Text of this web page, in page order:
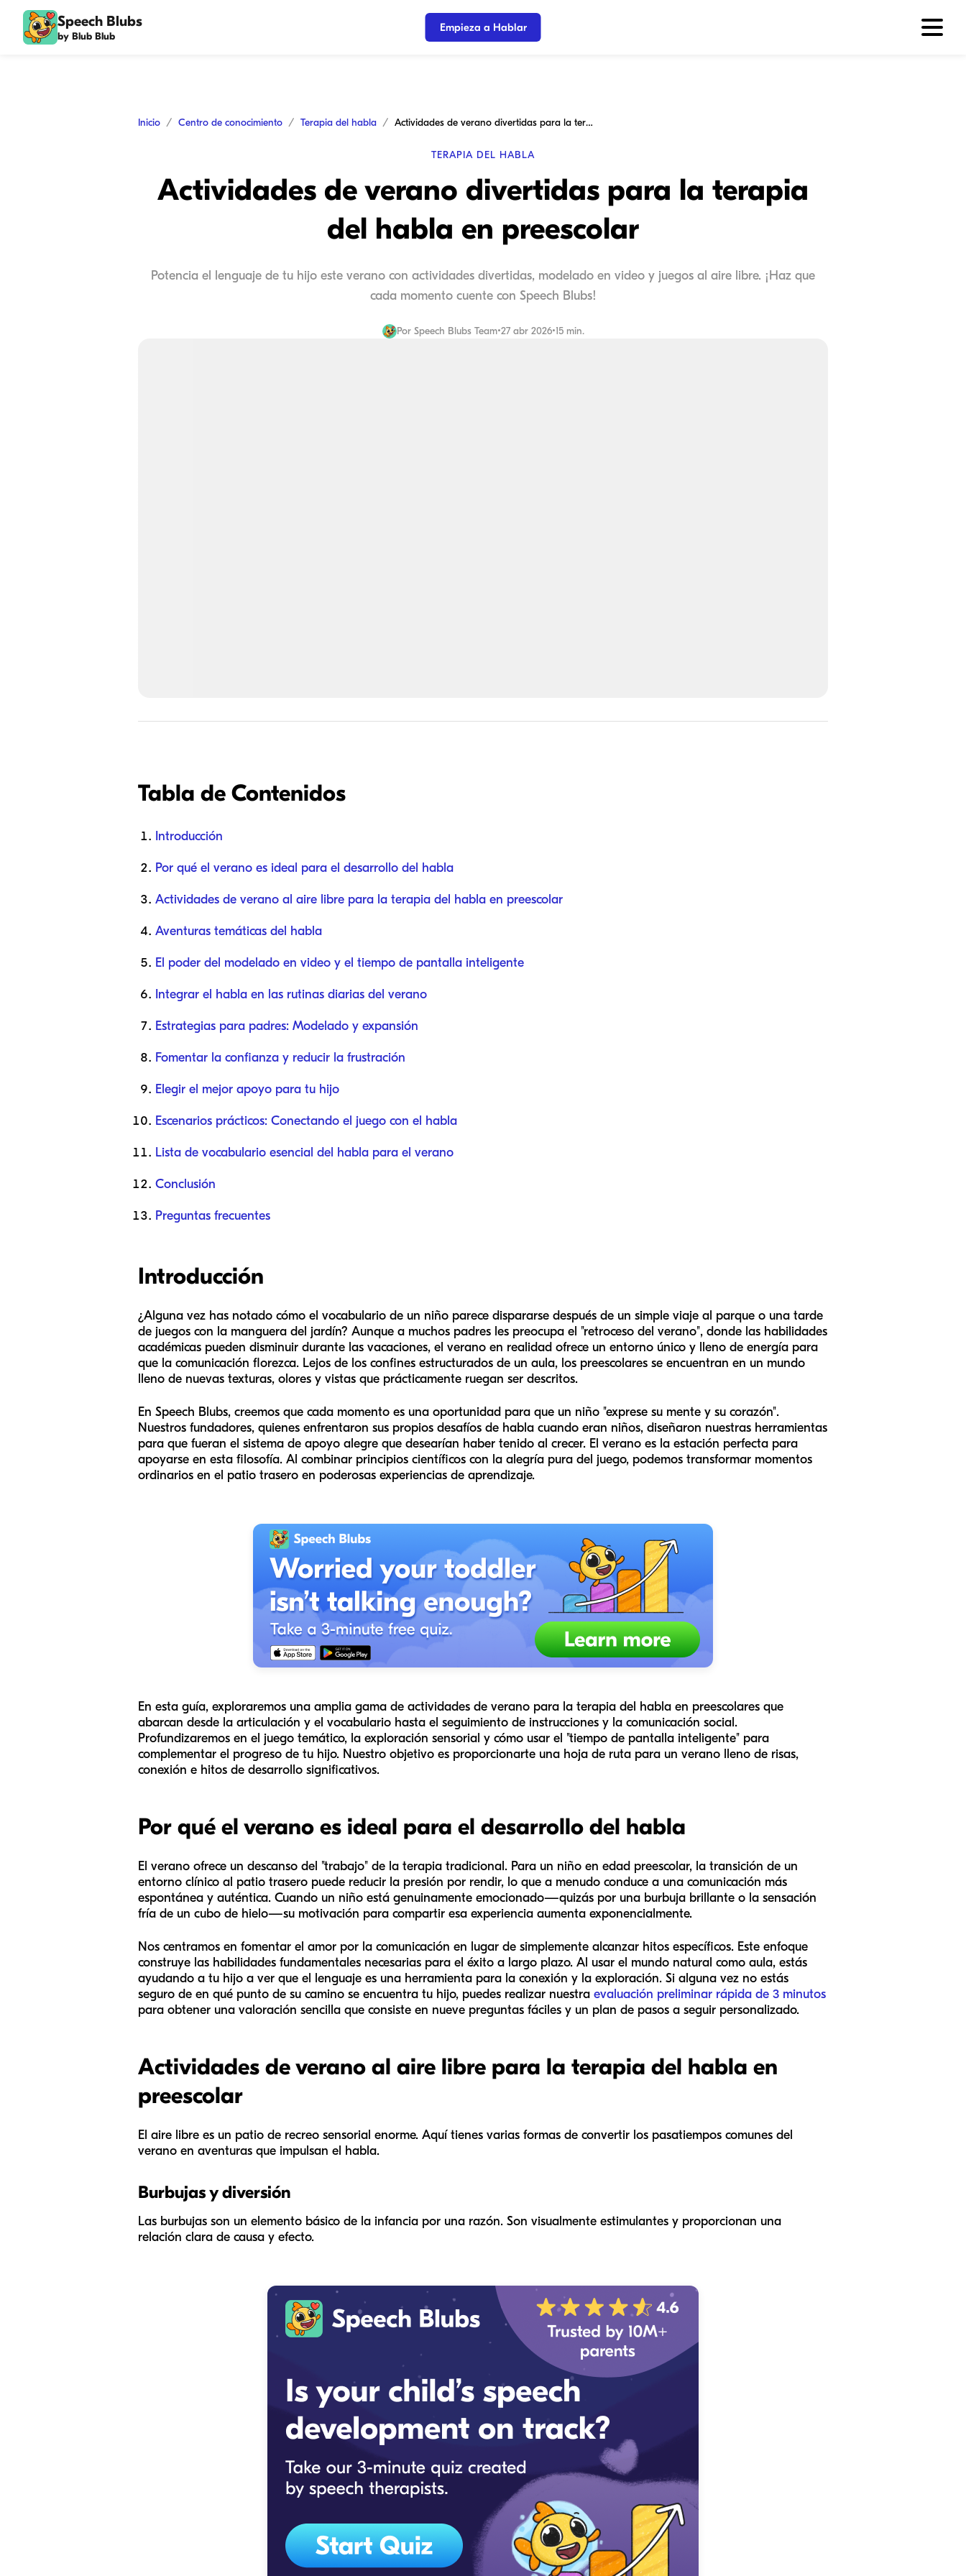
Speech Blubs
by Blub Blub
Empieza a Hablar
Inicio Centro de conocimiento Terapia del habla Actividades de verano divertidas para la terapia del habla en preescolar
TERAPIA DEL HABLA
Actividades de verano divertidas para la terapia
del habla en preescolar
Potencia el lenguaje de tu hijo este verano con actividades divertidas, modelado en video y juegos al aire libre. ¡Haz que
cada momento cuente con Speech Blubs!
Por Speech Blubs Team•27 abr 2026•15 min.
Tabla de Contenidos
Introducción
Por qué el verano es ideal para el desarrollo del habla
Actividades de verano al aire libre para la terapia del habla en preescolar
Aventuras temáticas del habla
El poder del modelado en video y el tiempo de pantalla inteligente
Integrar el habla en las rutinas diarias del verano
Estrategias para padres: Modelado y expansión
Fomentar la confianza y reducir la frustración
Elegir el mejor apoyo para tu hijo
Escenarios prácticos: Conectando el juego con el habla
Lista de vocabulario esencial del habla para el verano
Conclusión
Preguntas frecuentes
Introducción
¿Alguna vez has notado cómo el vocabulario de un niño parece dispararse después de un simple viaje al parque o una tarde
de juegos con la manguera del jardín? Aunque a muchos padres les preocupa el "retroceso del verano", donde las habilidades
académicas pueden disminuir durante las vacaciones, el verano en realidad ofrece un entorno único y lleno de energía para
que la comunicación florezca. Lejos de los confines estructurados de un aula, los preescolares se encuentran en un mundo
lleno de nuevas texturas, olores y vistas que prácticamente ruegan ser descritos.
En Speech Blubs, creemos que cada momento es una oportunidad para que un niño "exprese su mente y su corazón".
Nuestros fundadores, quienes enfrentaron sus propios desafíos de habla cuando eran niños, diseñaron nuestras herramientas
para que fueran el sistema de apoyo alegre que desearían haber tenido al crecer. El verano es la estación perfecta para
apoyarse en esta filosofía. Al combinar principios científicos con la alegría pura del juego, podemos transformar momentos
ordinarios en el patio trasero en poderosas experiencias de aprendizaje.
En esta guía, exploraremos una amplia gama de actividades de verano para la terapia del habla en preescolares que
abarcan desde la articulación y el vocabulario hasta el seguimiento de instrucciones y la comunicación social.
Profundizaremos en el juego temático, la exploración sensorial y cómo usar el "tiempo de pantalla inteligente" para
complementar el progreso de tu hijo. Nuestro objetivo es proporcionarte una hoja de ruta para un verano lleno de risas,
conexión e hitos de desarrollo significativos.
Por qué el verano es ideal para el desarrollo del habla
El verano ofrece un descanso del "trabajo" de la terapia tradicional. Para un niño en edad preescolar, la transición de un
entorno clínico al patio trasero puede reducir la presión por rendir, lo que a menudo conduce a una comunicación más
espontánea y auténtica. Cuando un niño está genuinamente emocionado—quizás por una burbuja brillante o la sensación
fría de un cubo de hielo—su motivación para compartir esa experiencia aumenta exponencialmente.
Nos centramos en fomentar el amor por la comunicación en lugar de simplemente alcanzar hitos específicos. Este enfoque
construye las habilidades fundamentales necesarias para el éxito a largo plazo. Al usar el mundo natural como aula, estás
ayudando a tu hijo a ver que el lenguaje es una herramienta para la conexión y la exploración. Si alguna vez no estás
seguro de en qué punto de su camino se encuentra tu hijo, puedes realizar nuestra evaluación preliminar rápida de 3 minutos
para obtener una valoración sencilla que consiste en nueve preguntas fáciles y un plan de pasos a seguir personalizado.
Actividades de verano al aire libre para la terapia del habla en
preescolar
El aire libre es un patio de recreo sensorial enorme. Aquí tienes varias formas de convertir los pasatiempos comunes del
verano en aventuras que impulsan el habla.
Burbujas y diversión
Las burbujas son un elemento básico de la infancia por una razón. Son visualmente estimulantes y proporcionan una
relación clara de causa y efecto.